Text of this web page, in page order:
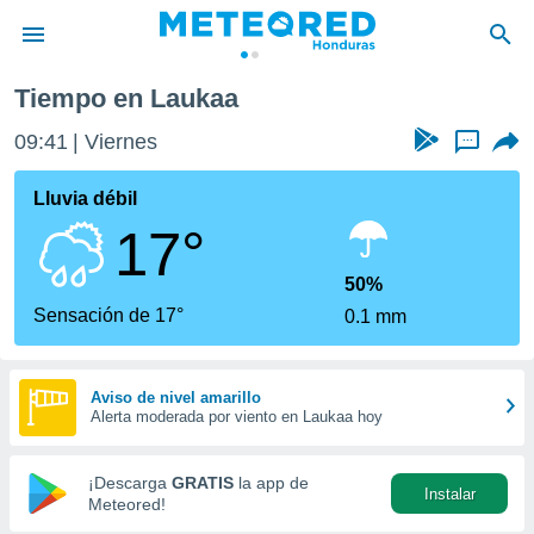
de
ha sido
para
que se
calidad.
a este
las
forma
digital
basada
Tiempo en Laukaa
09:41 Viernes ...
Lluvia débil
17°
Sensación de 17°
50%
0.1 mm
Aviso de nivel amarillo
Alerta moderada por viento en Laukaa hoy
¡Descarga GRATIS la app de
Meteored!
Instalar